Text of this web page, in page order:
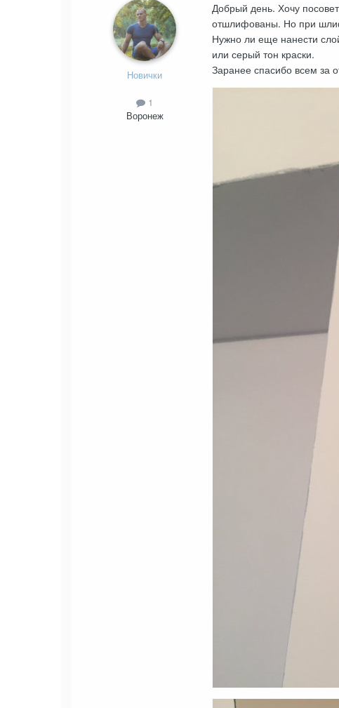
Новички
1
Воронеж
Добрый день. Хочу
отшлифованы. Но при
Нужно ли еще нанести
или серый тон краски.
Заранее спасибо всем за